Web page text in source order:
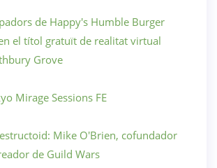
de Happy's Humble Burger
el títol gratuït de realitat virtual
Grove
Mirage Sessions FE
Mike O'Brien, cofundador
de Guild Wars